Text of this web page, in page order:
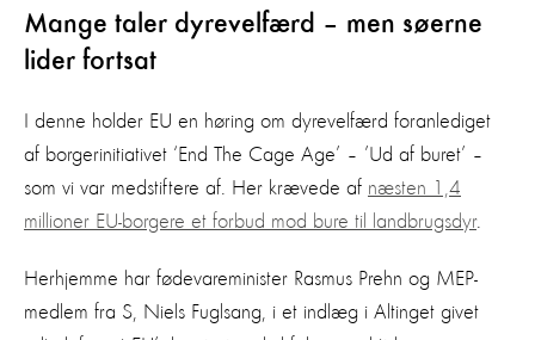
Mange taler dyrevelfærd – men søerne
lider fortsat
I denne holder EU en høring om dyrevelfærd foranlediget
af borgerinitiativet ‘End The Cage Age’ – ’Ud af buret’ –
som vi var medstiftere af. Her krævede af næsten 1,4
millioner EU-borgere et forbud mod bure til landbrugsdyr.
Herhjemme har fødevareminister Rasmus Prehn og MEP-
medlem fra S, Niels Fuglsang, i et indlæg i Altinget givet